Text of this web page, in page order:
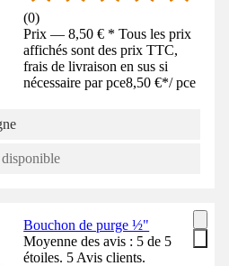
(0)
Prix — 8,50 € * Tous les prix
affichés sont des prix TTC,
frais de livraison en sus si
nécessaire par pce8,50 €*/ pce
Bouchon de purge ½"
Moyenne des avis : 5 de 5
étoiles. 5 Avis clients.